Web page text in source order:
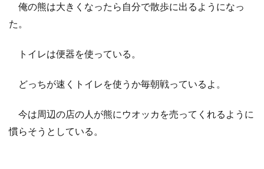
俺の熊は大きくなったら自分で散歩に出るようになっ
た。
トイレは便器を使っている。
どっちが速くトイレを使うか毎朝戦っているよ。
今は周辺の店の人が熊にウオッカを売ってくれるように
慣らそうとしている。